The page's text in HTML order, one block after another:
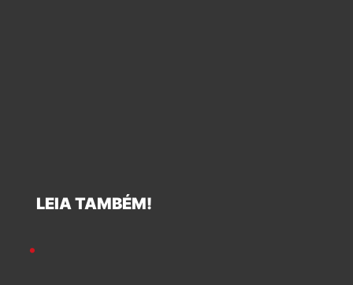
LEIA TAMBÉM!